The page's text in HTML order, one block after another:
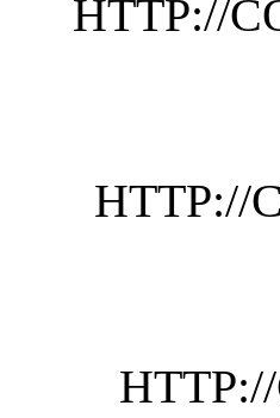
HTTP://
HTTP://